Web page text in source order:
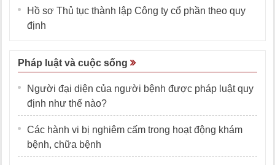
Hồ sơ Thủ tục thành lập Công ty cổ phần theo quy
định
Pháp luật và cuộc sống
Người đại diện của người bệnh được pháp luật quy
định như thế nào?
Các hành vi bị nghiêm cấm trong hoạt động khám
bệnh, chữa bệnh